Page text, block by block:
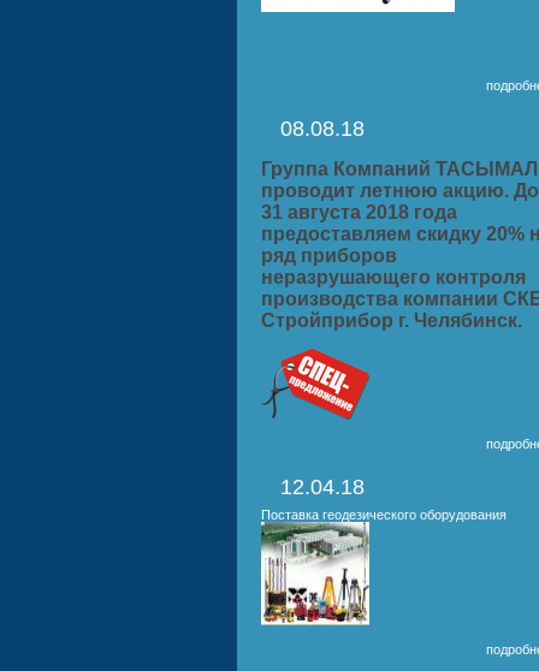
08.08.18
Группа Компаний
проводит летнюю акцию. До
31 августа 2018 года
предоставляем скидку 20%
ряд приборов
неразрушающего контроля
производства компании
Стройприбор г. Челябинск.
12.04.18
Поставка геодезического оборудования